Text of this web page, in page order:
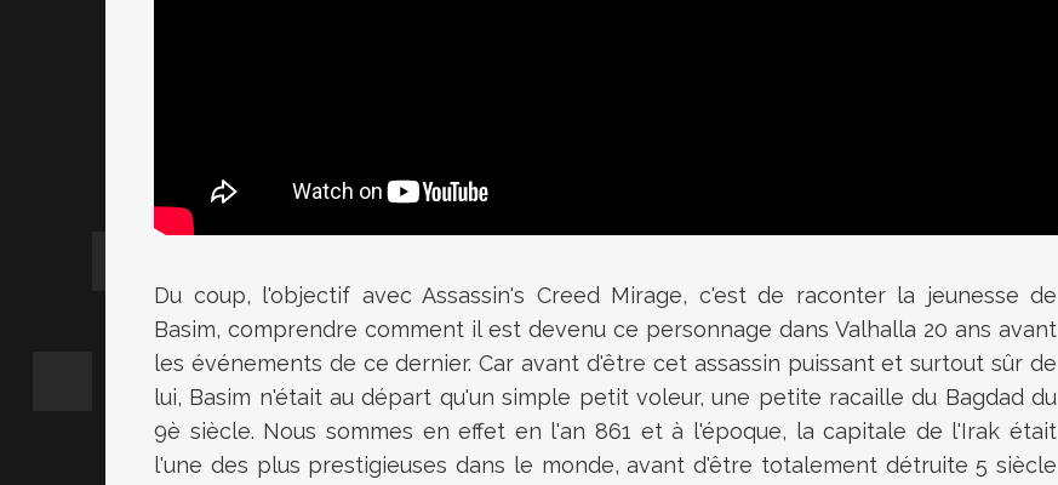
Du coup, l'objectif avec Assassin's Creed Mirage, c'est de raconter la jeunesse de
Basim, comprendre comment il est devenu ce personnage dans Valhalla 20 ans avant
les événements de ce dernier. Car avant d'être cet assassin puissant et surtout sûr de
lui, Basim n'était au départ qu'un simple petit voleur, une petite racaille du Bagdad du
9è siècle. Nous sommes en effet en l'an 861 et à l'époque, la capitale de l'Irak était
l'une des plus prestigieuses dans le monde, avant d'être totalement détruite 5 siècle